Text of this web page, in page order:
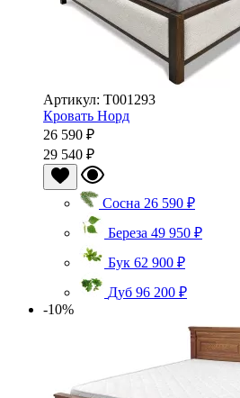
Артикул: Т001293
Кровать Норд
26 590 ₽
29 540 ₽
Сосна 26 590 ₽
Береза 49 950 ₽
Бук 62 900 ₽
Дуб 96 200 ₽
-10%